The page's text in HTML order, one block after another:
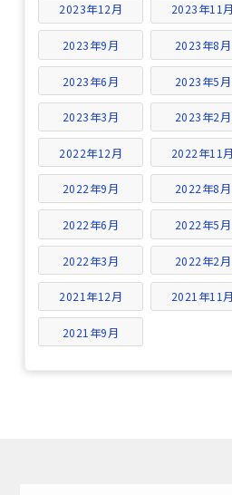
2023年12月 2023年11月
2023年9月 2023年8月
2023年6月 2023年5月
2023年3月 2023年2月
2022年12月 2022年11月
2022年9月 2022年8月
2022年6月 2022年5月
2022年3月 2022年2月
2021年12月 2021年11月
2021年9月